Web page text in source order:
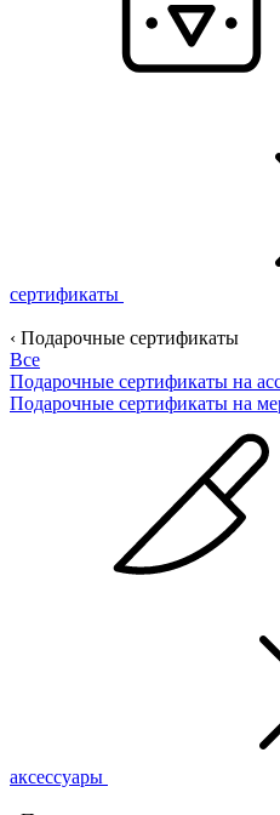
сертификаты
‹ Подарочные сертификаты
Все
Подарочные сертификаты на
Подарочные сертификаты на
аксессуары